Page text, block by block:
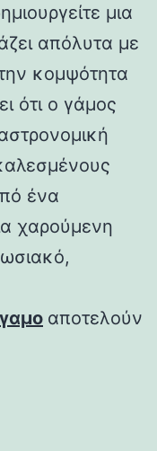
μια
απόλυτα με
κομψότητα
ότι ο γάμος
ένα
χαρούμενη
αποτελούν